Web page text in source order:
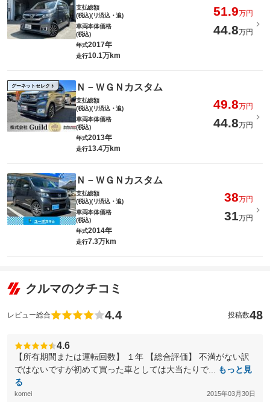
支払総額
(税込)(リ済込・追)
51.9万円
車両本体価格
(税込)
44.8万円
年式2017年
走行10.1万km
グーネットセレクト Ｎ－ＷＧＮカスタム
支払総額
(税込)(リ済込・追)
49.8万円
車両本体価格
(税込)
44.8万円
年式2013年
走行13.4万km
Ｎ－ＷＧＮカスタム
支払総額
(税込)(リ済込・追)
38万円
車両本体価格
(税込)
31万円
年式2014年
走行7.3万km
クルマのクチコミ
レビュー総合 4.4 投稿数48
4.6
【所有期間または運転回数】 １年 【総合評価】 不満がない訳
ではないですが初めて買った車としては大当たりで...
もっと見
る
komei 2015年03月30日